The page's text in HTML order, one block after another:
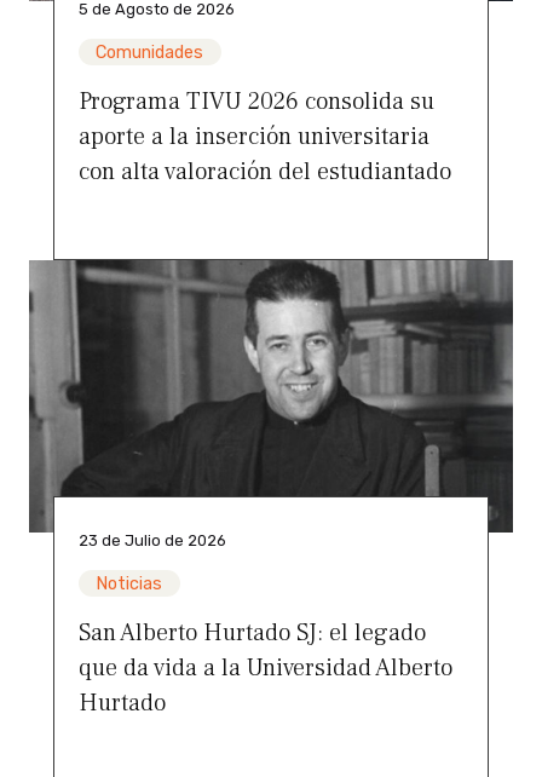
5 de Agosto de 2026
Comunidades
Programa TIVU 2026 consolida su
aporte a la inserción universitaria
con alta valoración del estudiantado
23 de Julio de 2026
Noticias
San Alberto Hurtado SJ: el legado
que da vida a la Universidad Alberto
Hurtado